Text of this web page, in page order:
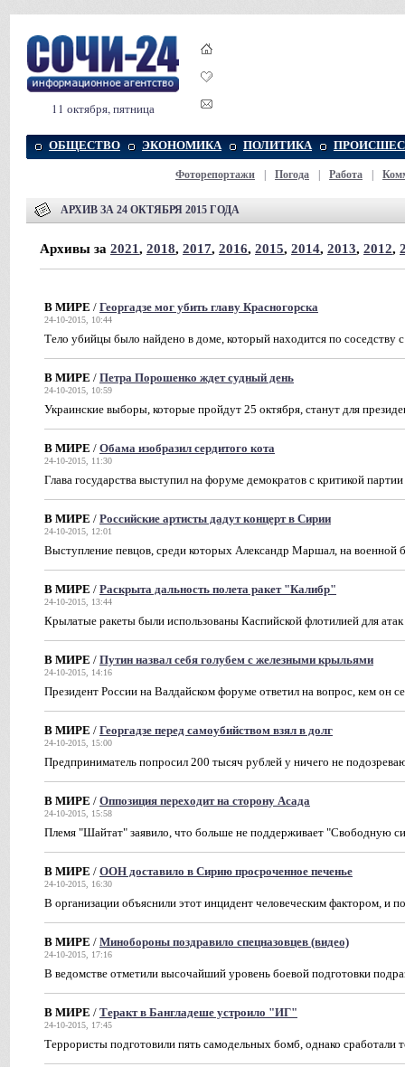
11 октября, пятница
ОБЩЕСТВО ЭКОНОМИКА ПОЛИТИКА
Фоторепортажи Погода Работа
АРХИВ ЗА 24 ОКТЯБРЯ 2015 ГОДА
Архивы за 2021, 2018, 2017, 2016, 2015, 2014, 2013, 2012,
В МИРЕ / Георгадзе мог убить главу Красногорска
24-10-2015, 10:44
Тело убийцы было найдено в доме, который находится по соседству
В МИРЕ / Петра Порошенко ждет судный день
24-10-2015, 10:59
Украинские выборы, которые пройдут 25 октября, станут для
В МИРЕ / Обама изобразил сердитого кота
24-10-2015, 11:30
Глава государства выступил на форуме демократов с критикой
В МИРЕ / Российские артисты дадут концерт в Сирии
24-10-2015, 12:01
Выступление певцов, среди которых Александр Маршал, на военной
В МИРЕ / Раскрыта дальность полета ракет "Калибр"
24-10-2015, 13:44
Крылатые ракеты были использованы Каспийской флотилией для
В МИРЕ / Путин назвал себя голубем с железными крыльями
24-10-2015, 14:16
Президент России на Валдайском форуме ответил на вопрос, кем он
В МИРЕ / Георгадзе перед самоубийством взял в долг
24-10-2015, 15:00
Предприниматель попросил 200 тысяч рублей у ничего не
В МИРЕ / Оппозиция переходит на сторону Асада
24-10-2015, 15:58
Племя "Шайтат" заявило, что больше не поддерживает "Свободную
В МИРЕ / ООН доставило в Сирию просроченное печенье
24-10-2015, 16:30
В организации объяснили этот инцидент человеческим фактором, и
В МИРЕ / Минобороны поздравило спецназовцев (видео)
24-10-2015, 17:16
В ведомстве отметили высочайший уровень боевой подготовки
В МИРЕ / Теракт в Бангладеше устроило "ИГ"
24-10-2015, 17:45
Террористы подготовили пять самодельных бомб, однако сработали